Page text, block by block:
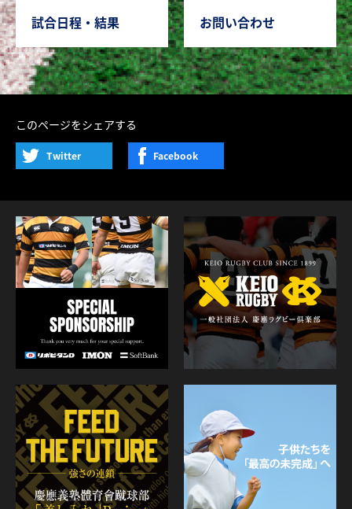
試合日程・結果 お問い合わせ
このページをシェアする
Twitter Facebook